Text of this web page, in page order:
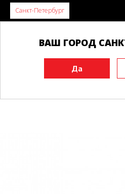
Санкт-Петербург
ВАШ ГОРОД
Инвентарь